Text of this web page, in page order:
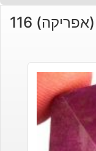
אבן חן: רובי מלוטש לשיבוץ (אפריקה) 116